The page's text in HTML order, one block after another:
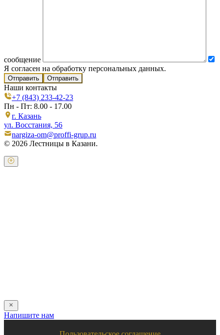
сообщение
Я согласен на обработку персональных данных.
Отправить
Наши контакты
+7 (843) 233-42-23
Пн - Пт: 8.00 - 17.00
г. Казань
ул. Восстания, 56
nargiza-om@proffi-grup.ru
© 2026 Лестницы в Казани.
Напишите нам